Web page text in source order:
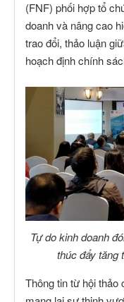
(FNF) phối hợp tổ
doanh và nâng cao
trao đổi, thảo luận
hoạch định chính
Tự do kinh doanh
thúc đẩy tăng
Thông tin từ hội thảo